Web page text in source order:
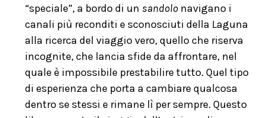
“speciale”, a bordo di un sandolo navigano i
canali più reconditi e sconosciuti della Laguna
alla ricerca del viaggio vero, quello che riserva
incognite, che lancia sfide da affrontare, nel
quale è impossibile prestabilire tutto. Quel tipo
di esperienza che porta a cambiare qualcosa
dentro se stessi e rimane lì per sempre. Questo